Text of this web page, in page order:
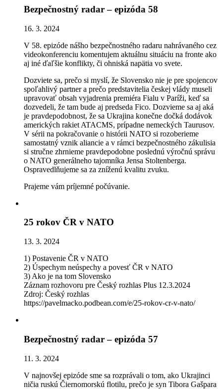
Bezpečnostný radar – epizóda 58
16. 3. 2024
V 58. epizóde nášho bezpečnostného radaru nahrávaného cez
videokonferenciu komentujem aktuálnu situáciu na fronte ako
aj iné ďaľšie konflikty, či ohniská napätia vo svete.
Dozviete sa, prečo si myslí, že Slovensko nie je pre spojencov
spoľahlivý partner a prečo predstavitelia českej vlády museli
upravovať obsah vyjadrenia premiéra Fialu v Paríži, keď sa
dozvedeli, že tam bude aj predseda Fico. Dozvieme sa aj aká
je pravdepodobnost, že sa Ukrajina konečne dočká dodávok
amerických rakiet ATACMS, prípadne nemeckých Taurusov.
V sérii na pokračovanie o histórii NATO si rozoberieme
samostatný vznik aliancie a v rámci bezpečnostného zákulisia
si stručne zhrnieme pravdepodobne poslednú výročnú správu
o NATO generálneho tajomníka Jensa Stoltenberga.
Ospravedlňujeme sa za zníženú kvalitu zvuku.
Prajeme vám príjemné počúvanie.
25 rokov ČR v NATO
13. 3. 2024
1) Postavenie ČR v NATO
2) Úspechym neúspechy a povesť ČR v NATO
3) Ako je na tom Slovensko
Záznam rozhovoru pre Český rozhlas Plus 12.3.2024
Zdroj: Český rozhlas
https://pavelmacko.podbean.com/e/25-rokov-cr-v-nato/
Bezpečnostný radar – epizóda 57
11. 3. 2024
V najnovšej epizóde sme sa rozprávali o tom, ako Ukrajinci
ničia ruskú Čiernomorskú flotilu, prečo je syn Tibora Gašpara